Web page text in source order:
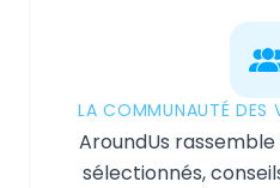
LA COMMUNAUTÉ DES
AroundUs
sélectionnés,